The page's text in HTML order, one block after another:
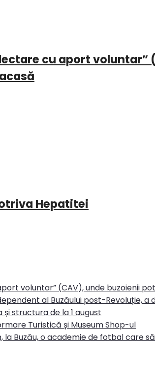
cu aport voluntar”
Hepatitei
voluntar” (CAV), unde buzoienii
al Buzăului post-Revoluție, a
structura de la 1 august
Turistică și Museum Shop-ul
la Buzău, o academie de fotbal care